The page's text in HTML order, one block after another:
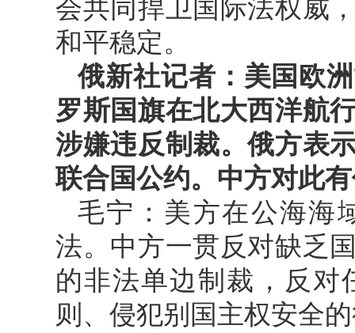
会共同捍卫国际法权威
和平稳定。
俄新社记者：美国欧
罗斯国旗在北大西洋航
涉嫌违反制裁。俄方表
联合国公约。中方对此
毛宁：美方在公海海
法。中方一贯反对缺乏
的非法单边制裁，反对
则、侵犯别国主权安全